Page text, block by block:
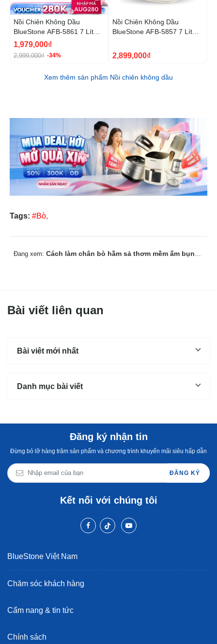
Nồi Chiên Không Dầu
BlueStone AFB-5861 7 Lít
1800W
1,979,000₫
2,999,000₫ -34%
Nồi Chiên Không Dầu
BlueStone AFB-5857 7 Lít
2,899,000₫
Xem thêm sản phẩm Nồi chiên không dầu
Tags: #Bò,
Đang xem: Cách làm chân bò hầm sả thơm mềm ấm bụng ngày mưa
Bài viết liên quan
Bài viêt mới nhất
Danh mục bài viết
Đăng ký nhận tin
Đừng bỏ lỡ hàng trăm sản phẩm và chương trình khuyến mãi siêu hấp dẫn
ĐĂNG KÝ
Kết nối với chúng tôi
BlueStone Việt Nam
Chăm sóc khách hàng
Cẩm nang & tin tức
Chính sách